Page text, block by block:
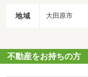
地域 大田原市
不動産をお持ちの方